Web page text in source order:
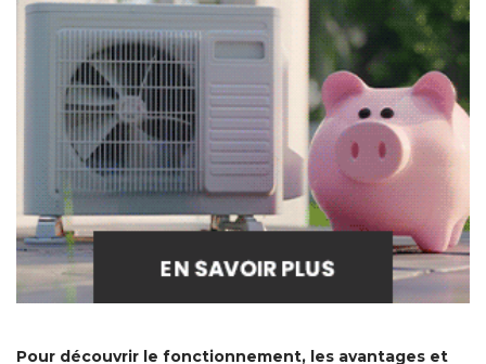
Pour découvrir le fonctionnement, les avantages et